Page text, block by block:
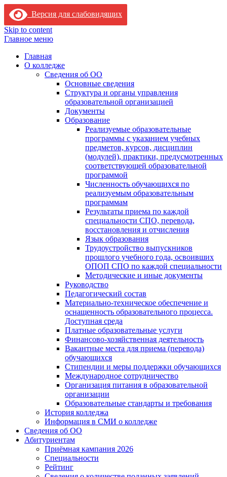
Версия для слабовидящих
Skip to content
Главное меню
Главная
О колледже
Сведения об ОО
Основные сведения
Структура и органы управления
образовательной организацией
Документы
Образование
Реализуемые образовательные
программы с указанием учебных
предметов, курсов, дисциплин
(модулей), практики, предусмотренных
соответствующей образовательной
программой
Численность обучающихся по
реализуемым образовательным
программам
Результаты приема по каждой
специальности СПО, перевода,
восстановления и отчисления
Язык образования
Трудоустройство выпускников
прошлого учебного года, освоивших
ОПОП СПО по каждой специальности
Методические и иные документы
Руководство
Педагогический состав
Материально-техническое обеспечение и
оснащенность образовательного процесса.
Доступная среда
Платные образовательные услуги
Финансово-хозяйственная деятельность
Вакантные места для приема (перевода)
обучающихся
Стипендии и меры поддержки обучающихся
Международное сотрудничество
Организация питания в образовательной
организации
Образовательные стандарты и требования
История колледжа
Информация в СМИ о колледже
Сведения об ОО
Абитуриентам
Приёмная кампания 2026
Специальности
Рейтинг